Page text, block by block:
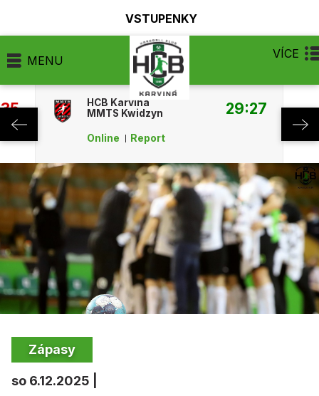
VSTUPENKY
MENU VÍCE
HCB Karviná
MMTS Kwidzyn
29:27
Online Report
Zápasy
so 6.12.2025 |